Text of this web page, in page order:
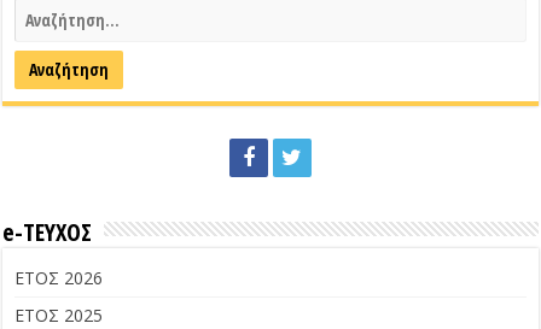
e-ΤΕΥΧΟΣ
ΕΤΟΣ 2026
ΕΤΟΣ 2025